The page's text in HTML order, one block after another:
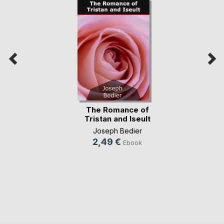
The Romance of
Tristan and Iseult
Joseph Bedier
2,49 € Ebook